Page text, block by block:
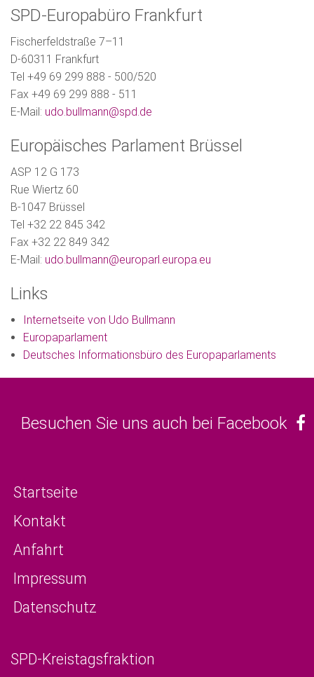
SPD-Europabüro Frankfurt
Fischerfeldstraße 7–11
D-60311 Frankfurt
Tel +49 69 299 888 - 500/520
Fax +49 69 299 888 - 511
E-Mail: udo.bullmann@spd.de
Europäisches Parlament Brüssel
ASP 12 G 173
Rue Wiertz 60
B-1047 Brüssel
Tel +32 22 845 342
Fax +32 22 849 342
E-Mail: udo.bullmann@europarl.europa.eu
Links
Internetseite von Udo Bullmann
Europaparlament
Deutsches Informationsbüro des Europaparlaments
Besuchen Sie uns auch bei Facebook
Startseite
Kontakt
Anfahrt
Impressum
Datenschutz
SPD-Kreistagsfraktion